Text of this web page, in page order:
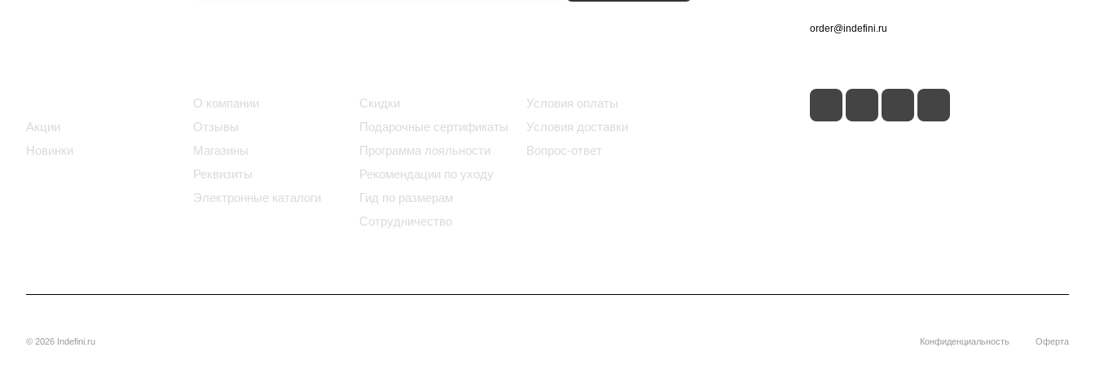
Акции
Новинки
О компании
Отзывы
Магазины
Реквизиты
Электронные каталоги
Скидки
Подарочные сертификаты
Программа лояльности
Рекомендации по уходу
Гид по размерам
Сотрудничество
Условия оплаты
Условия доставки
Вопрос-ответ
order@indefini.ru
© 2026 Indefini.ru Конфиденциальность Оферта